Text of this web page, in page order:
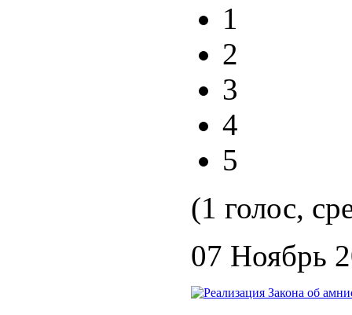
1
2
3
4
5
(1 голос,
07 Ноябрь